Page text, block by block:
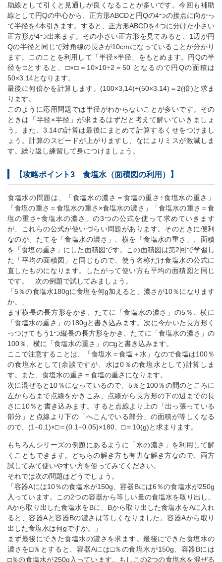
助線として引くと見通しが良くなることが多いです。今回も補助
線として円Qの中心から、正方形ABCDと円Qの4つの接点に向かっ
て半径を4本引きます。すると、正方形ABCDを4つに分けた小さい
正方形が4つ出来ます。その小さい正方形を見てみると、1辺が円
Qの半径と同じで対角線の長さが10cmになっていることが分かり
ます。このことを利用して「半径×半径」をもとめます。円Qの半
径を□とすると、□×□＝10×10÷2＝50 となるので円Qの面積は
50×3.14となります。
最後に何倍かを計算します。(100×3,14)÷(50×3.14)＝2(倍)と求ま
ります。
このように応用問題では半径がわからないことが多いです。その
ときは「半径×半径」が求まるはずだと考えて解いていきましょ
う。また、3.14の計算は最後にまとめて計算するくせをつけまし
ょう。計算のスピードが上がりますし、なによりミスが激減しま
す。繰り返し練習して身につけましょう。
【攻略ポイント3 食塩水（面積図の利用）】
食塩水の問題は、「食塩水の濃さ＝食塩の重さ÷食塩水の重さ」
「食塩の重さ＝食塩水の重さ×食塩水の濃さ」「食塩水の重さ＝食
塩の重さ÷食塩水の濃さ」の3つの公式を使って求めていきます
が、これらの公式が使いづらい問題があります。そのときに便利
なのが、たてを「食塩水の濃さ」、横を「食塩水の重さ」、面積
を「食塩の重さ」にした面積図です。この面積図は第2回で学習し
た「平均の面積図」と同じもので、使う名称だけ食塩水の公式に
直したものになります。したがって使い方も平均の面積図と同じ
です。 次の例題で試してみましょう。
「5％の食塩水180gに食塩を何g加えると、濃さが10％になります
か。」
まず横長の長方形をかき、たてに「食塩水の濃さ」の5％、横に
「食塩水の重さ」の180gと書き込みます。次に今かいた長方形く
っつけてもう1つ縦長の長方形をかき、たてに「食塩水の濃さ」の
100％、横に「食塩水の重さ」の□gと書き込みます。
ここで注意することは、「食塩水＝食塩＋水」なので食塩は100％
の食塩水として(余談ですが、水は0％の食塩水として)計算しま
す。また、食塩水の重さ＝食塩の重さになります。
次に混ぜると10％になっているので、5％と100％の間のところに
左から右まで点線をかきこみ、点線から長方形の下の辺までの長
さに10％と書き込みます。すると点線より上の「出っ張っている
部分」と点線より下の「へこんでいる部分」の面積が等しくなる
ので、(1−0.1)×□＝(0.1−0.05)×180、□＝10(g)と求まります。
もちろんシリーズの例題にあるように「水の濃さ」を利用して解
くこともできます。どちらの解き方も有力な解き方なので、両方
試してみて使いやすい方を使ってみてください。
それでは次の問題はどうでしょう。
「容器Aには10％の食塩水が150g、容器Bには6％の食塩水が250g
入っています。この2つの容器から等しい量の食塩水を取り出し、
Aから取り出した食塩水をBに、Bから取り出した食塩水をAに入れ
ると、容器Aと容器Bの濃さは等しくなりました。容器Aから取り
出した食塩水は何gですか。」
まず最後にできた食塩水の濃さを求ます。最後にできた食塩水の
濃さを□％とすると、容器Aには□％の食塩水が150g、容器Bには
□％の食塩水が250g入っています。もしこの2つの食塩水を混ぜる